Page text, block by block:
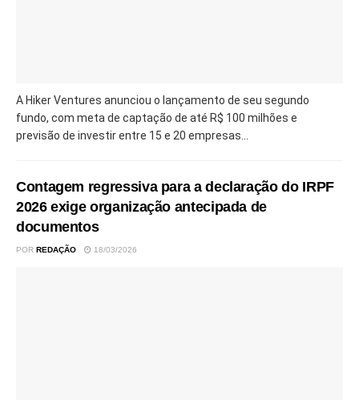
A Hiker Ventures anunciou o lançamento de seu segundo
fundo, com meta de captação de até R$ 100 milhões e
previsão de investir entre 15 e 20 empresas...
Contagem regressiva para a declaração do IRPF
2026 exige organização antecipada de
documentos
POR REDAÇÃO 18/03/2026